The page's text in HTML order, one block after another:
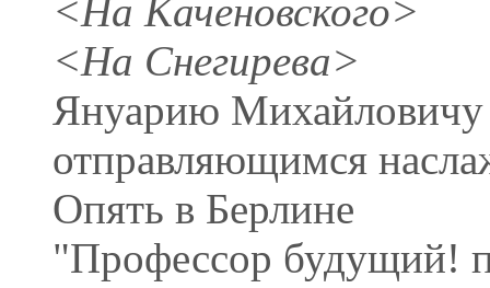
<На Каченовского>
<На Снегирева>
Януарию
отправляющимся
Опять в Берлине
"Профессор будущий!